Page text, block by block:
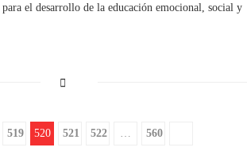
el desarrollo de la educación emocional, social y
519 520 521 522 560